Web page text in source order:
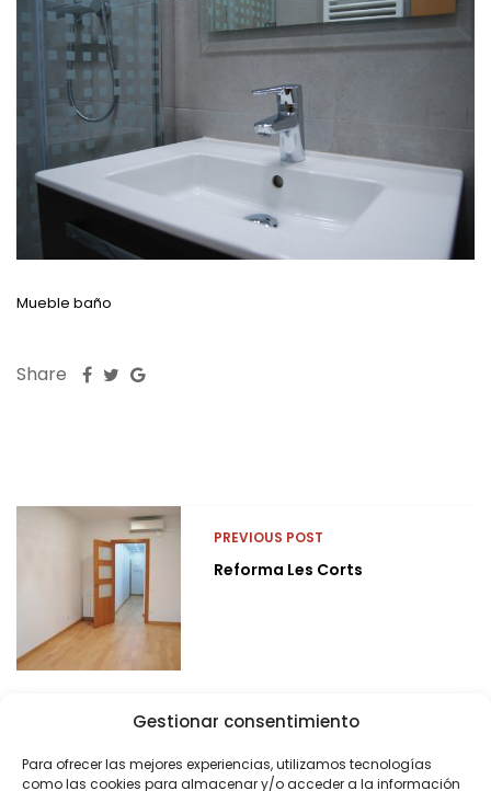
Gestionar consentimiento
Para ofrecer las mejores experiencias, utilizamos tecnologías
como las cookies para almacenar y/o acceder a la información
Mueble baño
Share
PREVIOUS POST
Reforma Les Corts